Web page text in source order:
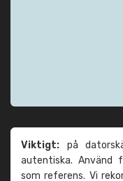
Viktigt: på
autentiska. Använd
som referens. Vi